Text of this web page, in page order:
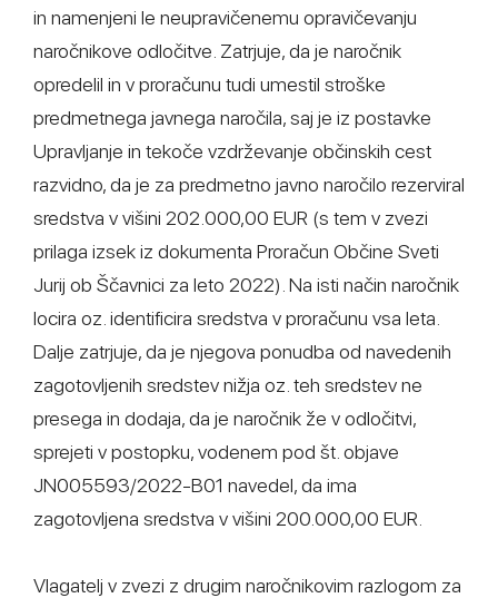
in namenjeni le neupravičenemu opravičevanju
naročnikove odločitve. Zatrjuje, da je naročnik
opredelil in v proračunu tudi umestil stroške
predmetnega javnega naročila, saj je iz postavke
Upravljanje in tekoče vzdrževanje občinskih cest
razvidno, da je za predmetno javno naročilo rezerviral
sredstva v višini 202.000,00 EUR (s tem v zvezi
prilaga izsek iz dokumenta Proračun Občine Sveti
Jurij ob Ščavnici za leto 2022). Na isti način naročnik
locira oz. identificira sredstva v proračunu vsa leta.
Dalje zatrjuje, da je njegova ponudba od navedenih
zagotovljenih sredstev nižja oz. teh sredstev ne
presega in dodaja, da je naročnik že v odločitvi,
sprejeti v postopku, vodenem pod št. objave
JN005593/2022-B01 navedel, da ima
zagotovljena sredstva v višini 200.000,00 EUR.
Vlagatelj v zvezi z drugim naročnikovim razlogom za